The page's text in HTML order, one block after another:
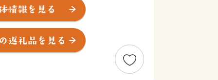
寄附は、寄附目的の趣旨に沿って大
西部に位置し、山々と豊かな水資源に